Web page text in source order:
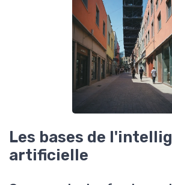
Les bases de
artificielle